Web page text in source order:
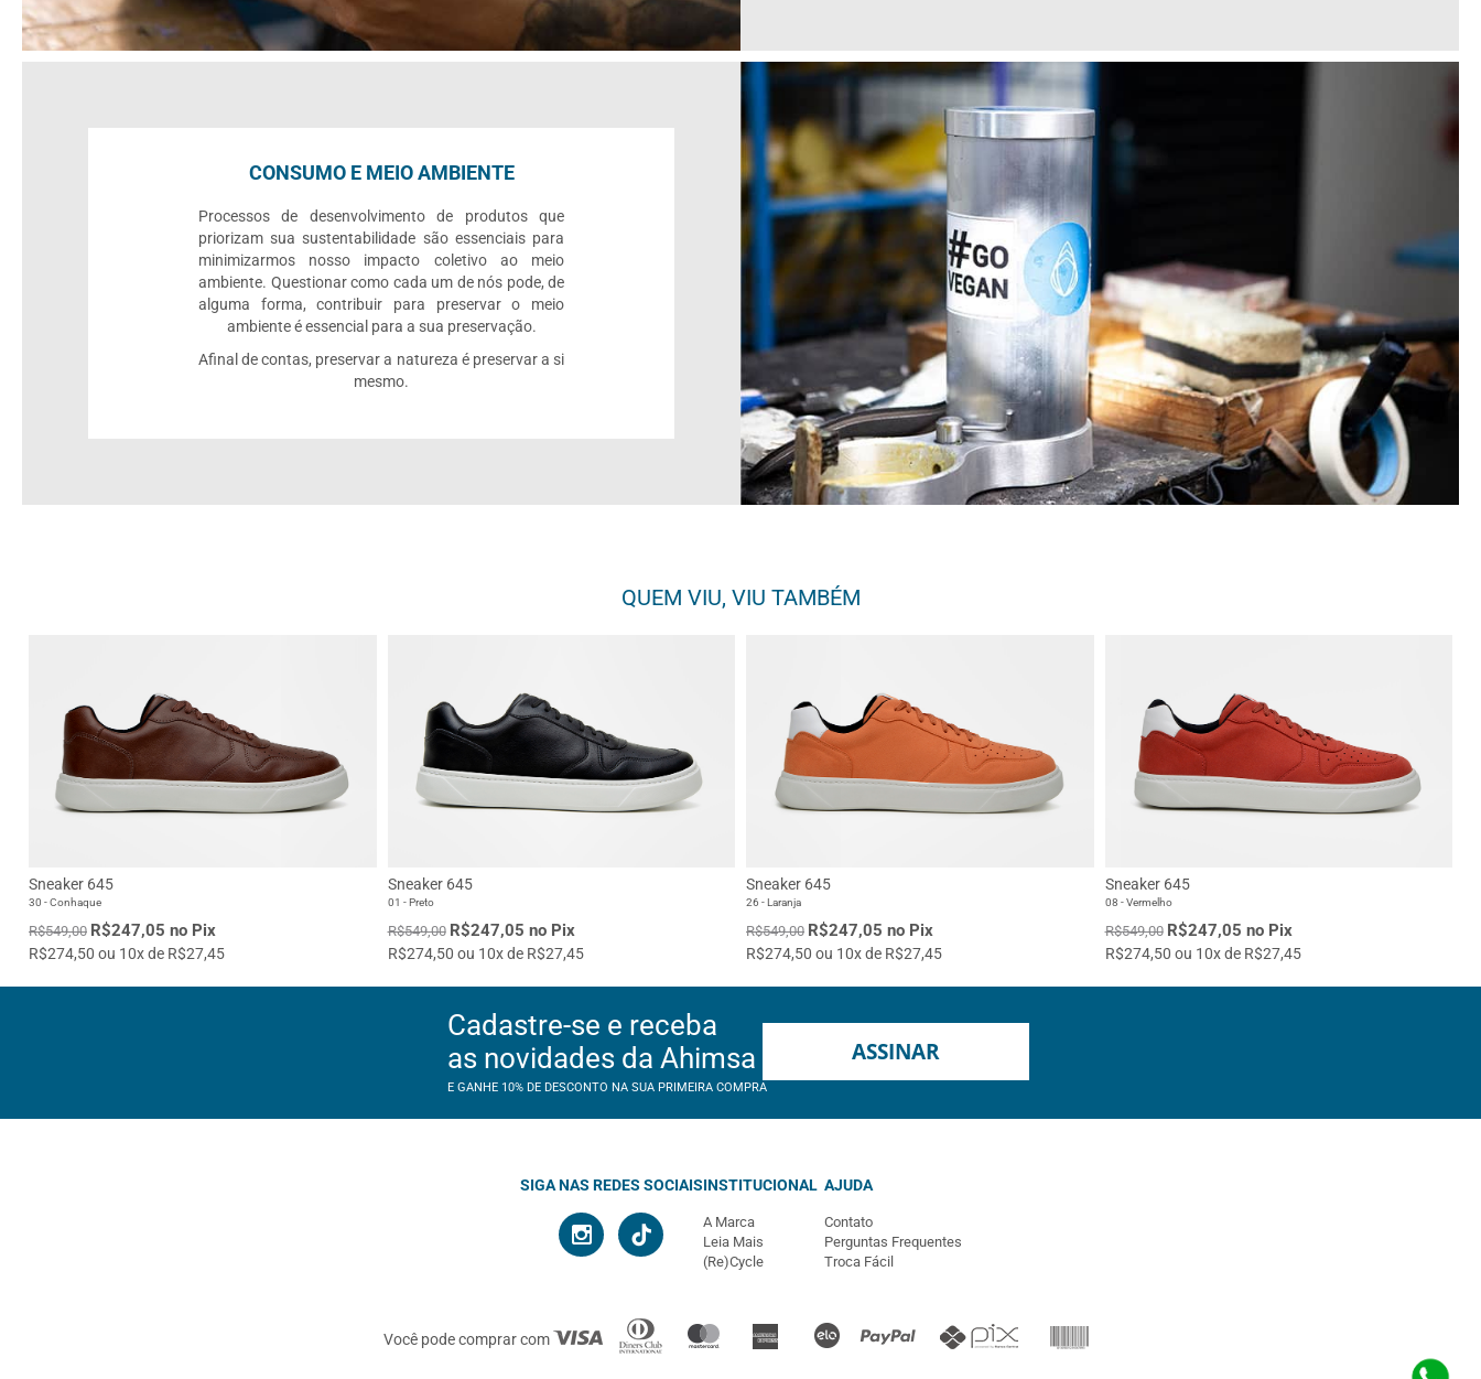
CONSUMO E MEIO AMBIENTE
Processos de desenvolvimento de produtos que
priorizam sua sustentabilidade são essenciais para
minimizarmos nosso impacto coletivo ao meio
ambiente. Questionar como cada um de nós pode, de
alguma forma, contribuir para preservar o meio
ambiente é essencial para a sua preservação.
Afinal de contas, preservar a natureza é preservar a si
mesmo.
QUEM VIU, VIU TAMBÉM
Sneaker 645
30 - Conhaque
R$549,00 R$247,05 no Pix
R$274,50 ou 10x de R$27,45
Sneaker 645
01 - Preto
R$549,00 R$247,05 no Pix
R$274,50 ou 10x de R$27,45
Sneaker 645
26 - Laranja
R$549,00 R$247,05 no Pix
R$274,50 ou 10x de R$27,45
Sneaker 645
08 - Vermelho
R$549,00 R$247,05 no Pix
R$274,50 ou 10x de R$27,45
Cadastre-se e receba
as novidades da Ahimsa
E GANHE 10% DE DESCONTO NA SUA PRIMEIRA COMPRA
ASSINAR
SIGA NAS REDES SOCIAISINSTITUCIONAL
A Marca
Leia Mais
(Re)Cycle
AJUDA
Contato
Perguntas Frequentes
Troca Fácil
Você pode comprar com